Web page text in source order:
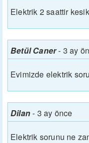
Elektrik 2 saattir
Betül Caner- 3 ay
Evimizde elektrik
Dilan- 3 ay önce
Elektrik sorunu ne